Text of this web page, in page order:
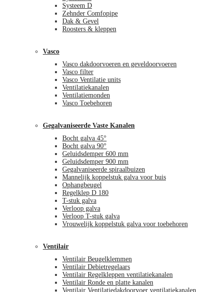
Systeem D
Zehnder Comfopipe
Dak & Gevel
Roosters & kleppen
Vasco
Vasco dakdoorvoeren en geveldoorvoeren
Vasco filter
Vasco Ventilatie units
Ventilatiekanalen
Ventilatiemonden
Vasco Toebehoren
Gegalvaniseerde Vaste Kanalen
Bocht galva 45°
Bocht galva 90°
Geluidsdemper 600 mm
Geluidsdemper 900 mm
Gegalvaniseerde spiraalbuizen
Mannelijk koppelstuk galva voor buis
Ophangbeugel
Regelklep D 180
T-stuk galva
Verloop galva
Verloop T-stuk galva
Vrouwelijk koppelstuk galva voor toebehoren
Ventilair
Ventilair Beugelklemmen
Ventilair Debietregelaars
Ventilair Regelkleppen ventilatiekanalen
Ventilair Ronde en platte kanalen
Ventilair Ventilatiedakdoorvoer ventilatiekanalen